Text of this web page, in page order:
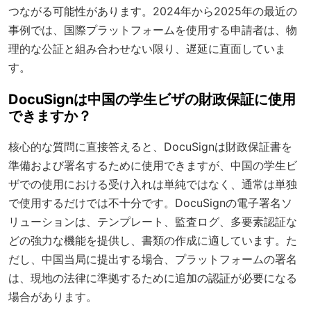
つながる可能性があります。2024年から2025年の最近の
事例では、国際プラットフォームを使用する申請者は、物
理的な公証と組み合わせない限り、遅延に直面していま
す。
DocuSignは中国の学生ビザの財政保証に使用
できますか？
核心的な質問に直接答えると、DocuSignは財政保証書を
準備および署名するために使用できますが、中国の学生ビ
ザでの使用における受け入れは単純ではなく、通常は単独
で使用するだけでは不十分です。DocuSignの電子署名ソ
リューションは、テンプレート、監査ログ、多要素認証な
どの強力な機能を提供し、書類の作成に適しています。た
だし、中国当局に提出する場合、プラットフォームの署名
は、現地の法律に準拠するために追加の認証が必要になる
場合があります。